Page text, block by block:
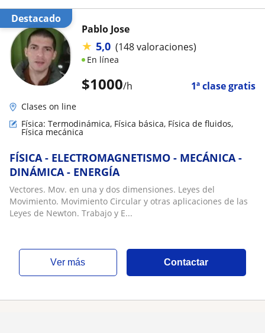
Destacado
$1000/h 1ª clase gratis
Pablo Jose
★ 5,0 (148 valoraciones)
En línea
Clases on line
Física: Termodinámica, Física básica, Física de fluidos,
Física mecánica
FÍSICA - ELECTROMAGNETISMO - MECÁNICA -
DINÁMICA - ENERGÍA
Vectores. Mov. en una y dos dimensiones. Leyes del
Movimiento. Movimiento Circular y otras aplicaciones de las
Leyes de Newton. Trabajo y E...
ver más Contactar